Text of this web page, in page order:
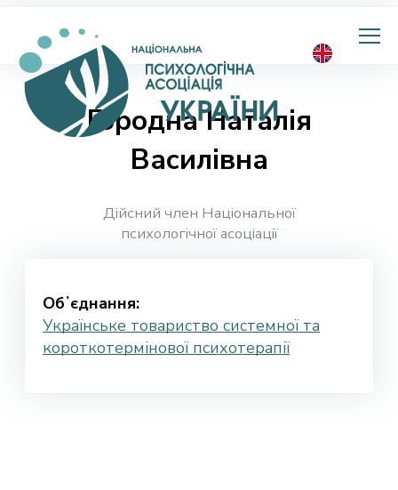
Національна
психологічна
Городна Наталія
Василівна
Дійсний член Національної
психологічної асоціації
Обʼєднання:
Українське товариство системної та
короткотермінової психотерапії